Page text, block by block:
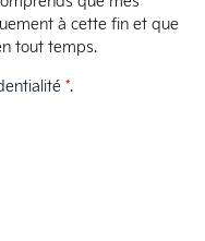
à cette fin et que
tout temps.
*.